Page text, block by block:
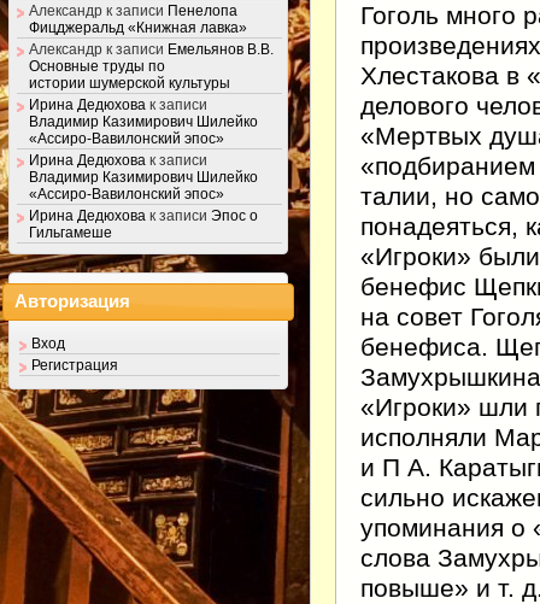
Гоголь много
Хлестакова в
делового
«Мертвых
«подбиранием
талии, но
понадеяться,
«Игроки»
бенефис
на совет
бенефиса.
«Игроки» шли
исполняли
и П А.
сильно
упоминания о
слова
повыше» и т.
Александр к записи Пенелопа
Фицджеральд «Книжная лавка»
Александр к записи Емельянов В.В.
Основные труды по
истории шумерской культуры
Ирина Дедюхова к записи
Владимир Казимирович Шилейко
«Ассиро-Вавилонский эпос»
Ирина Дедюхова к записи
Владимир Казимирович Шилейко
«Ассиро-Вавилонский эпос»
Ирина Дедюхова к записи Эпос о
Гильгамеше
Авторизация
Вход
Регистрация